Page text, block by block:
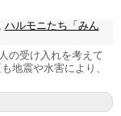
ハルモニたち「みん
の受け入れを考えて
地震や水害により、